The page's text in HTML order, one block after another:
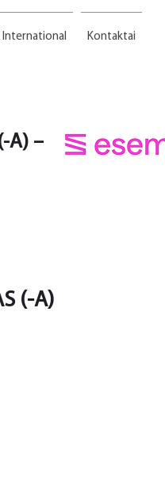
International Kontaktai
A) –
(-A)